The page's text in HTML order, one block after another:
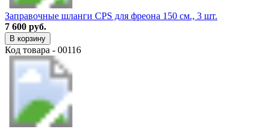
Заправочные шланги CPS для фреона 150 см., 3 шт.
7 600 руб.
В корзину
Код товара - 00116